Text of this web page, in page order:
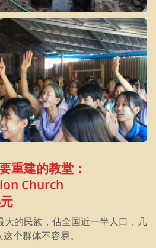
重建的教堂：
Church
的民族，佔全国近一半人口，几
个群体不容易。